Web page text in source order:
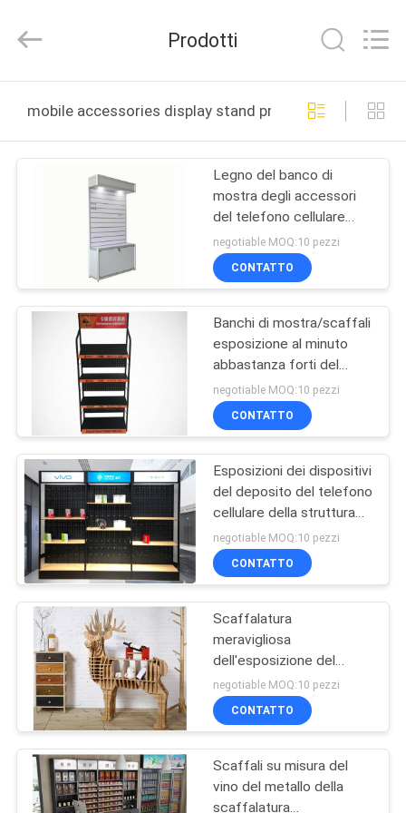
PRODOTTI
NOI
FABBRICA
CONTROLLO
QUALITÀ
CONTATTICI
RICHIEDA
UNA
CITAZIONE
MAPPA
Display
Shelves
Rights
Prodotti
mobile accessories display stand produzione online
Legno del banco di
mostra degli accessori
del telefono cellulare
dell'Assemblea
facile/materiale mobili
del metallo
negotiable MOQ:10 pezzi
CONTATTO
Banchi di mostra/scaffali
esposizione al minuto
abbastanza forti del
metallo per la drogheria
negotiable MOQ:10 pezzi
CONTATTO
Esposizioni dei dispositivi
del deposito del telefono
cellulare della struttura
del metallo/esposizione
di parete d'attaccatura
del telefono cellulare
negotiable MOQ:10 pezzi
CONTATTO
Scaffalatura
meravigliosa
dell'esposizione del
negozio di MD di modo
3D con la forma animale
differente
negotiable MOQ:10 pezzi
CONTATTO
Scaffali su misura del
vino del metallo della
scaffalatura